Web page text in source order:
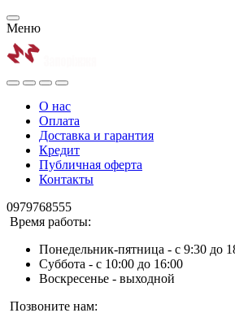
Меню
О нас
Оплата
Доставка и гарантия
Кредит
Публичная оферта
Контакты
0979768555
Время работы:
Понедельник-пятница - с 9:30 до
Суббота - с 10:00 до 16:00
Воскресенье - выходной
Позвоните нам: